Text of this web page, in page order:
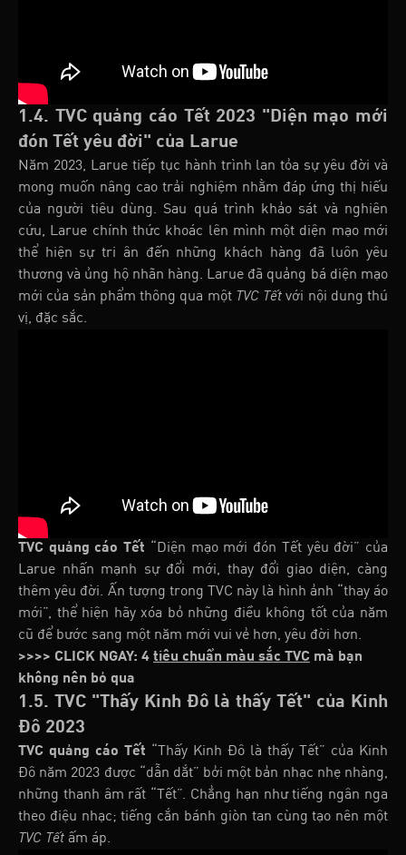
1.4. TVC quảng cáo Tết 2023 "Diện mạo mới
đón Tết yêu đời" của Larue
Năm 2023, Larue tiếp tục hành trình lan tỏa sự yêu đời và
mong muốn nâng cao trải nghiệm nhằm đáp ứng thị hiếu
của người tiêu dùng. Sau quá trình khảo sát và nghiên
cứu, Larue chính thức khoác lên mình một diện mạo mới
thể hiện sự tri ân đến những khách hàng đã luôn yêu
thương và ủng hộ nhãn hàng. Larue đã quảng bá diện mạo
mới của sản phẩm thông qua một TVC Tết với nội dung thú
vị, đặc sắc.
TVC quảng cáo Tết “Diện mạo mới đón Tết yêu đời” của
Larue nhấn mạnh sự đổi mới, thay đổi giao diện, càng
thêm yêu đời. Ấn tượng trong TVC này là hình ảnh “thay áo
mới”, thể hiện hãy xóa bỏ những điều không tốt của năm
cũ để bước sang một năm mới vui vẻ hơn, yêu đời hơn.
>>>> CLICK NGAY: 4 tiêu chuẩn màu sắc TVC mà bạn
không nên bỏ qua
1.5. TVC "Thấy Kinh Đô là thấy Tết" của Kinh
Đô 2023
TVC quảng cáo Tết “Thấy Kinh Đô là thấy Tết” của Kinh
Đô năm 2023 được “dẫn dắt” bởi một bản nhạc nhẹ nhàng,
những thanh âm rất “Tết”. Chẳng hạn như tiếng ngân nga
theo điệu nhạc; tiếng cắn bánh giòn tan cùng tạo nên một
TVC Tết ấm áp.